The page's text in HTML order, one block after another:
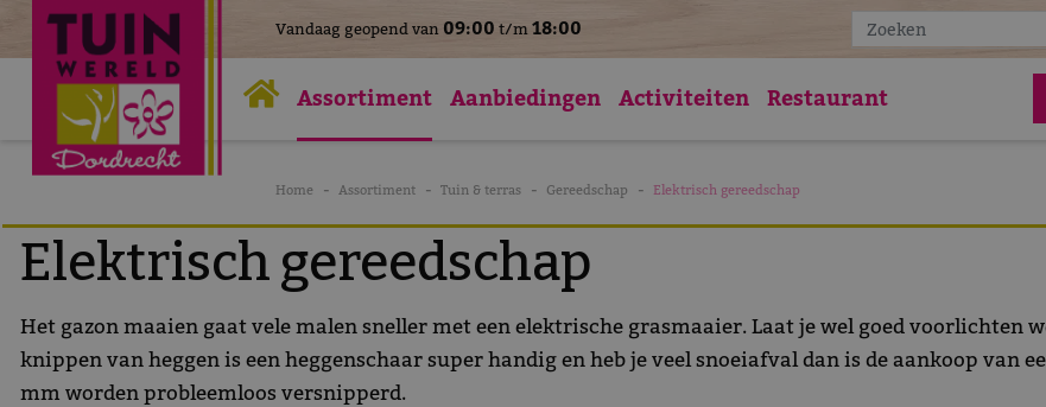
Home Assortiment Tuin & terras Gereedschap Elektrisch gereedschap
Vandaag geopend van 09:00 t/m18:00
Assortiment Aanbiedingen Activiteiten Restaurant
Elektrisch gereedschap
Het gazon maaien gaat vele malen sneller met een elektrische grasmaaier. Laat je wel goed voorlichten
knippen van heggen is een heggenschaar super handig en heb je veel snoeiafval dan is de aankoop van
mm worden probleemloos versnipperd.